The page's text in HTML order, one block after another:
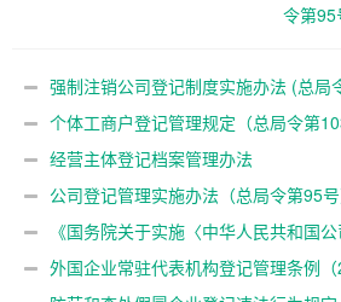
令第95
强制注销公司登记制度实施办法 (总局
10月10日起施行)
个体工商户登记管理规定（总局令第
经营主体登记档案管理办法
公司登记管理实施办法（总局令第95号
《国务院关于实施〈中华人民共和国
制度的规定》（国务院令第784号）
外国企业常驻代表机构登记管理条例（